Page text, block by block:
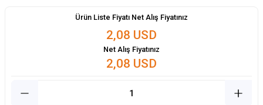
Ürün Liste Fiyatı Net Alış Fiyatınız
2,08 USD
Net Alış Fiyatınız
2,08 USD